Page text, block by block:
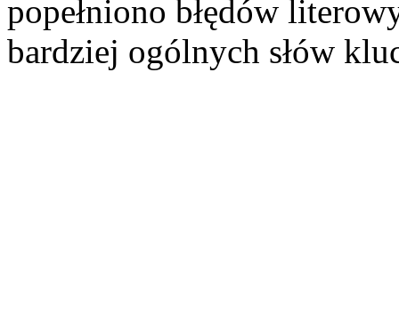
popełniono błędów
bardziej ogólnych słów